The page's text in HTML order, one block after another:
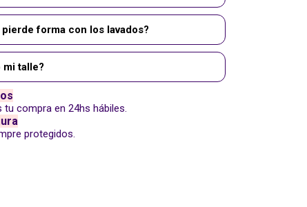
pierde forma con los lavados?
mi talle?
tu compra en 24hs hábiles.
protegidos.